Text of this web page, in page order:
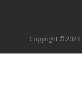
Copyright © 2023